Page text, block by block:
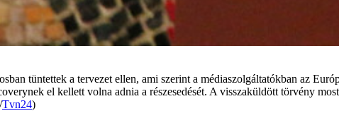
tüntettek a tervezet ellen, ami szerint a médiaszolgáltatókban az
el kellett volna adnia a részesedését. A visszaküldött törvény
/Tvn24)